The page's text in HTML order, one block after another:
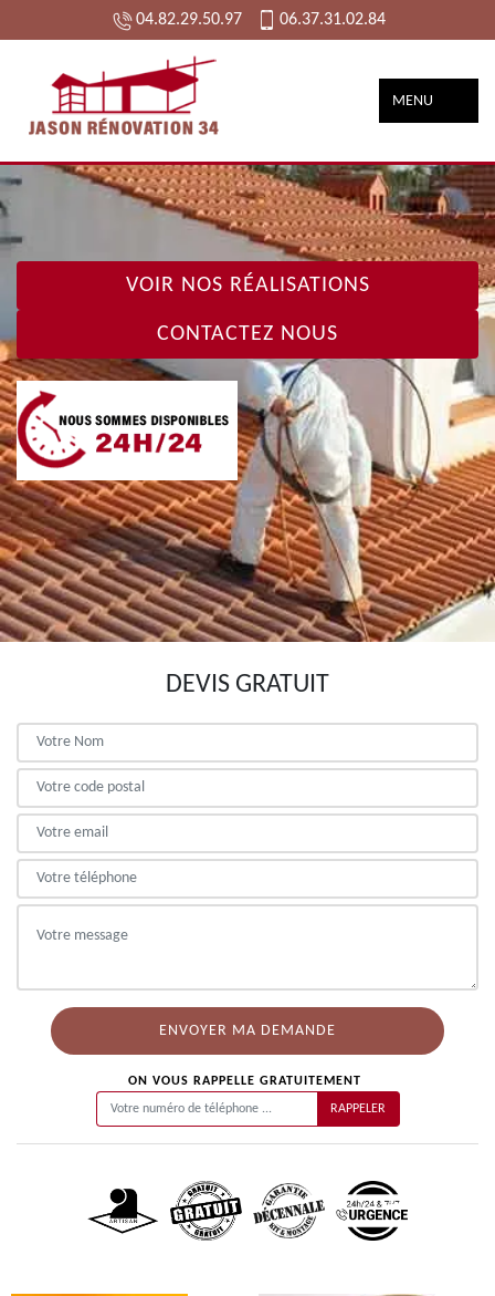
04.82.29.50.97 06.37.31.02.84
MENU
VOIR NOS RÉALISATIONS
CONTACTEZ NOUS
DEVIS GRATUIT
ON VOUS RAPPELLE GRATUITEMENT